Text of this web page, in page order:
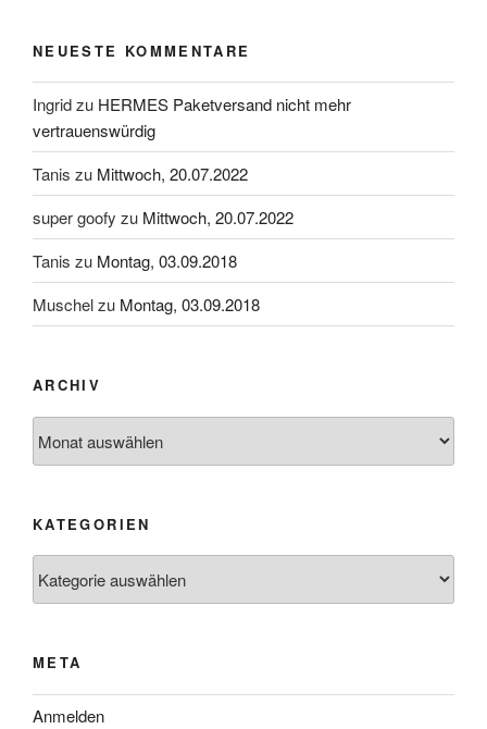
NEUESTE KOMMENTARE
Ingridzu HERMES Paketversand nicht mehr
vertrauenswürdig
Tanis zu Mittwoch, 20.07.2022
super goofy zu Mittwoch, 20.07.2022
Tanis zu Montag, 03.09.2018
Muschelzu Montag, 03.09.2018
ARCHIV
KATEGORIEN
META
Anmelden